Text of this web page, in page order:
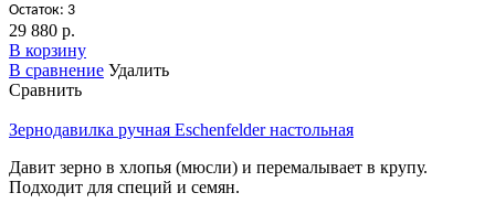
Остаток: 3
29 880 р.
В корзину
В сравнение Удалить
Сравнить
Зернодавилка ручная Eschenfelder настольная
Давит зерно в хлопья (мюсли) и перемалывает в крупу.
Подходит для специй и семян.